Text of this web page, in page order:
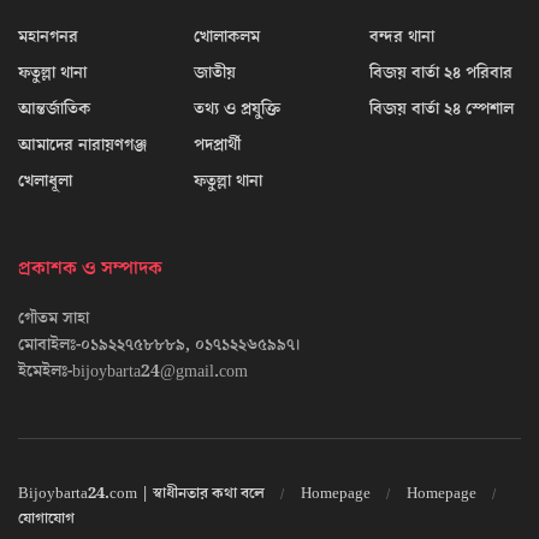
মহানগনর
ফতুল্লা থানা
আন্তর্জাতিক
আমাদের নারায়ণগঞ্জ
খেলাধূলা
খোলাকলম
জাতীয়
তথ্য ও প্রযুক্তি
পদপ্রার্থী
ফতুল্লা থানা
বন্দর থানা
বিজয় বার্তা ২৪ পরিবার
বিজয় বার্তা ২৪ স্পেশাল
প্রকাশক ও সম্পাদক
গৌতম সাহা
মোবাইলঃ-০১৯২২৭৫৮৮৮৯, ০১৭১২২৬৫৯৯৭।
ইমেইলঃ-bijoybarta24@gmail.com
Bijoybarta24.com | স্বাধীনতার কথা বলে Homepage
Homepage
যোগাযোগ